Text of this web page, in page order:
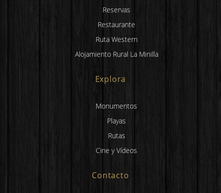
Reservas
Restaurante
Ruta Western
Alojamiento Rural La Minilla
Explora
Monumentos
Playas
Rutas
Cine y Vídeos
Contacto